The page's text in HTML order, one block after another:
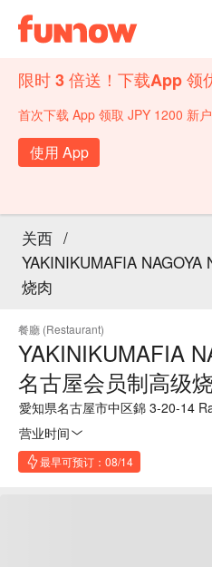
限时 3 倍送！下载App 领
首次下载 App 领取 JPY 1200 新
使用 App
关西 /
YAKINIKUMAFIA
烧肉
餐廳 (Restaurant)
YAKINIKUMAFIA
名古屋会员制高级
愛知県名古屋市中区錦 3-20-14
营业时间
最早可预订：08/14